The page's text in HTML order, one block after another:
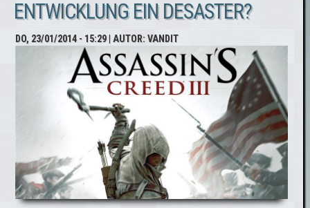
ENTWICKLUNG EIN DESASTER?
DO, 23/01/2014 - 15:29| AUTOR:VANDIT